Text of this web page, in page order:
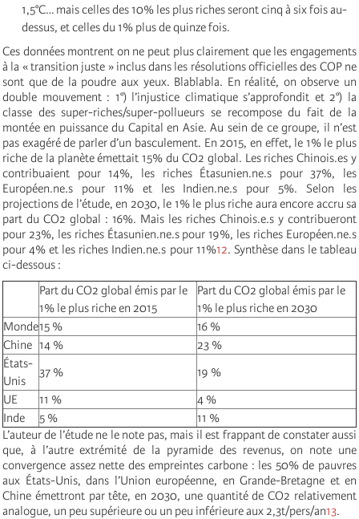
1,5°C… mais celles des 10% les plus riches seront cinq à six fois au-
dessus, et celles du 1% plus de quinze fois.
Ces données montrent on ne peut plus clairement que les engagements
à la « transition juste » inclus dans les résolutions officielles des COP ne
sont que de la poudre aux yeux. Blablabla. En réalité, on observe un
double mouvement : 1°) l’injustice climatique s’approfondit et 2°) la
classe des super-riches/super-pollueurs se recompose du fait de la
montée en puissance du Capital en Asie. Au sein de ce groupe, il n’est
pas exagéré de parler d’un basculement. En 2015, en effet, le 1% le plus
riche de la planète émettait 15% du CO2 global. Les riches Chinois.es y
contribuaient pour 14%, les riches Étasunien.ne.s pour 37%, les
Européen.ne.s pour 11% et les Indien.ne.s pour 5%. Selon les
projections de l’étude, en 2030, le 1% le plus riche aura encore accru sa
part du CO2 global : 16%. Mais les riches Chinois.e.s y contribueront
pour 23%, les riches Étasunien.ne.s pour 19%, les riches Européen.ne.s
pour 4% et les riches Indien.ne.s pour 11%12. Synthèse dans le tableau
ci-dessous :
Part du CO2 global émis par le
1% le plus riche en 2015
Part du CO2 global émis par le
1% le plus riche en 2030
Monde15 %
16 %
Chine 14 %
23 %
États-
Unis
37 %
19 %
UE
11 %
4 %
Inde
5 %
11 %
L’auteur de l’étude ne le note pas, mais il est frappant de constater aussi
que, à l’autre extrémité de la pyramide des revenus, on note une
convergence assez nette des empreintes carbone : les 50% de pauvres
aux États-Unis, dans l’Union européenne, en Grande-Bretagne et en
Chine émettront par tête, en 2030, une quantité de CO2 relativement
analogue, un peu supérieure ou un peu inférieure aux 2,3t/pers/an13.